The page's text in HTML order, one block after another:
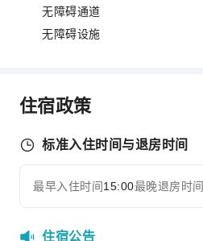
无障碍通道
无障碍设施
住宿政策
标准入住时间与退房时间
最早入住时间15:00最晚退房时间
住宿公告